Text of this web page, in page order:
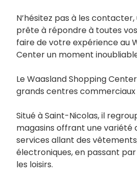
N’hésitez pas à les
prête à répondre à toutes
faire de votre expérience au
Center un moment
Le Waasland Shopping
grands centres commerciaux
Situé à Saint-Nicolas, il
magasins offrant une variété
services allant des
électroniques, en passant
les loisirs.